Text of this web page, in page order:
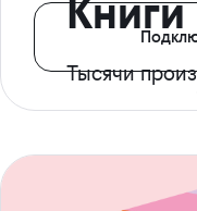
Книги
Тысячи
с доступом